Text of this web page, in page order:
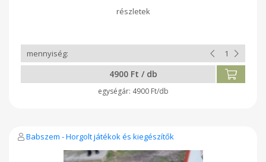
4900 Ft / db
4900 Ft/db
Babszem - Horgolt játékok és kiegészítők